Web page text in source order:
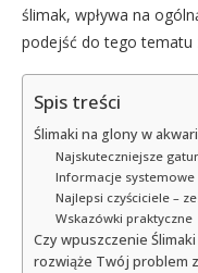
ślimak, wpływa na
podejść do tego tematu
Spis treści
Ślimaki na glony w
Najskuteczniejsze
Informacje systemowe
Najlepsi czyściciele –
Wskazówki praktyczne
Czy wpuszczenie
rozwiąże Twój problem